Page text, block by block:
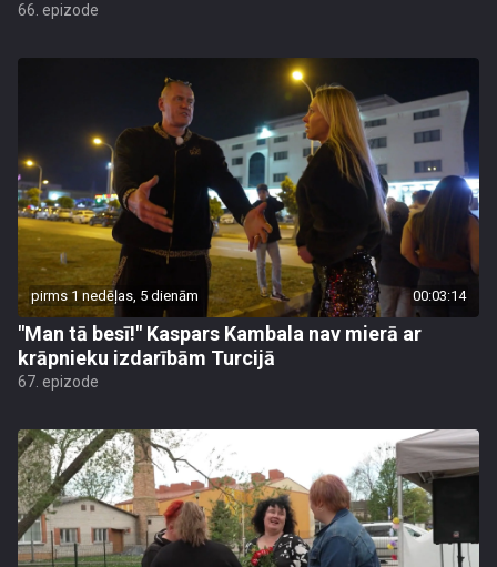
66. epizode
pirms 1 nedēļas, 5 dienām 00:03:14
"Man tā besī!" Kaspars Kambala nav mierā ar
krāpnieku izdarībām Turcijā
67. epizode